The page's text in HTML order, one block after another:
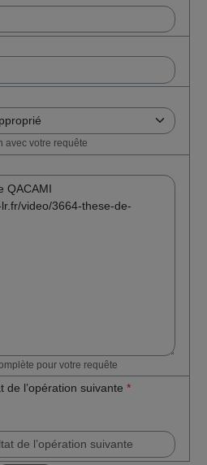
avec votre requête
pour votre requête
de l’opération suivante *